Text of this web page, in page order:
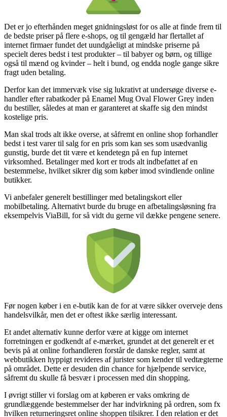
Det er jo efterhånden meget gnidningsløst for os alle at finde frem til
de bedste priser på flere e-shops, og til gengæld har flertallet af
internet firmaer fundet det uundgåeligt at mindske priserne på
specielt deres bedst i test produkter – til babyer og børn, og tillige
også til mænd og kvinder – helt i bund, og endda nogle gange sikre
fragt uden betaling.
Derfor kan det immervæk vise sig lukrativt at undersøge diverse e-
handler efter rabatkoder på Enamel Mug Oval Flower Grey inden
du bestiller, således at man er garanteret at skaffe sig den mindst
kostelige pris.
Man skal trods alt ikke overse, at såfremt en online shop forhandler
bedst i test varer til salg for en pris som kan ses som usædvanlig
gunstig, burde det tit være et kendetegn på en fup internet
virksomhed. Betalinger med kort er trods alt indbefattet af en
bestemmelse, hvilket sikrer dig som køber imod svindlende online
butikker.
Vi anbefaler generelt bestillinger med betalingskort eller
mobilbetaling. Alternativt burde du bruge en afbetalingsløsning fra
eksempelvis ViaBill, for så vidt du gerne vil dække pengene senere.
Før nogen køber i en e-butik kan de for at være sikker overveje dens
handelsvilkår, men det er oftest ikke særlig interessant.
Et andet alternativ kunne derfor være at kigge om internet
forretningen er godkendt af e-mærket, grundet at det generelt er et
bevis på at online forhandleren forstår de danske regler, samt at
webbutikken hyppigt revideres af jurister som kender til vedtægterne
på området. Dette er desuden din chance for hjælpende service,
såfremt du skulle få besvær i processen med din shopping.
I øvrigt stiller vi forslag om at køberen er vaks omkring de
grundlæggende bestemmelser der har indvirkning på ordren, som fx
hvilken returneringsret online shoppen tilsikrer. I den relation er det